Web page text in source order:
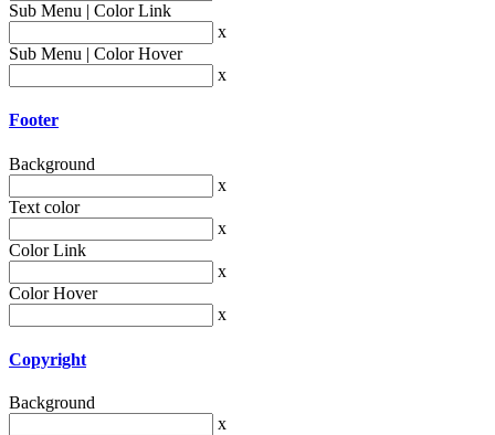
Sub Menu | Color Link
x
Sub Menu | Color Hover
x
Footer
Background
x
Text color
x
Color Link
x
Color Hover
x
Copyright
Background
x